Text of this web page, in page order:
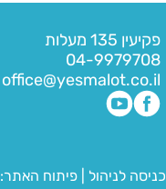
פקיעין 135 מעלות
04-9979708
office@yesmalot.co.il
כניסה לניהול פיתוח האתר: